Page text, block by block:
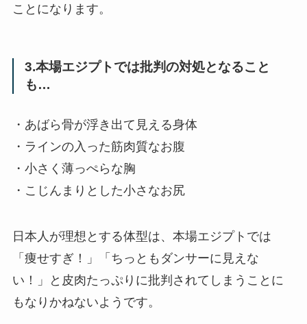
ことになります。
3.本場エジプトでは批判の対処となること
も…
・あばら骨が浮き出て見える身体
・ラインの入った筋肉質なお腹
・小さく薄っぺらな胸
・こじんまりとした小さなお尻
日本人が理想とする体型は、本場エジプトでは
「痩せすぎ！」「ちっともダンサーに見えな
い！」と皮肉たっぷりに批判されてしまうことに
もなりかねないようです。